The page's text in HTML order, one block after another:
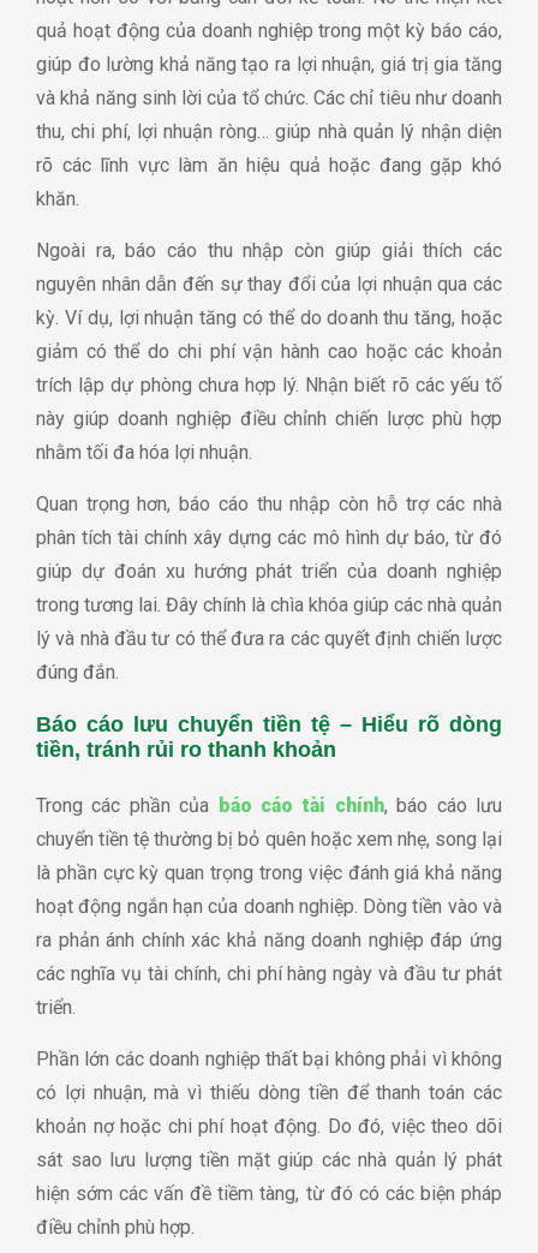
quả hoạt động của doanh nghiệp trong một kỳ báo cáo,
giúp đo lường khả năng tạo ra lợi nhuận, giá trị gia tăng
và khả năng sinh lời của tổ chức. Các chỉ tiêu như doanh
thu, chi phí, lợi nhuận ròng… giúp nhà quản lý nhận diện
rõ các lĩnh vực làm ăn hiệu quả hoặc đang gặp khó
khăn.
Ngoài ra, báo cáo thu nhập còn giúp giải thích các
nguyên nhân dẫn đến sự thay đổi của lợi nhuận qua các
kỳ. Ví dụ, lợi nhuận tăng có thể do doanh thu tăng, hoặc
giảm có thể do chi phí vận hành cao hoặc các khoản
trích lập dự phòng chưa hợp lý. Nhận biết rõ các yếu tố
này giúp doanh nghiệp điều chỉnh chiến lược phù hợp
nhằm tối đa hóa lợi nhuận.
Quan trọng hơn, báo cáo thu nhập còn hỗ trợ các nhà
phân tích tài chính xây dựng các mô hình dự báo, từ đó
giúp dự đoán xu hướng phát triển của doanh nghiệp
trong tương lai. Đây chính là chìa khóa giúp các nhà quản
lý và nhà đầu tư có thể đưa ra các quyết định chiến lược
đúng đắn.
Báo cáo lưu chuyển tiền tệ – Hiểu rõ dòng
tiền, tránh rủi ro thanh khoản
Trong các phần của báo cáo tài chính, báo cáo lưu
chuyển tiền tệ thường bị bỏ quên hoặc xem nhẹ, song lại
là phần cực kỳ quan trọng trong việc đánh giá khả năng
hoạt động ngắn hạn của doanh nghiệp. Dòng tiền vào và
ra phản ánh chính xác khả năng doanh nghiệp đáp ứng
các nghĩa vụ tài chính, chi phí hàng ngày và đầu tư phát
triển.
Phần lớn các doanh nghiệp thất bại không phải vì không
có lợi nhuận, mà vì thiếu dòng tiền để thanh toán các
khoản nợ hoặc chi phí hoạt động. Do đó, việc theo dõi
sát sao lưu lượng tiền mặt giúp các nhà quản lý phát
hiện sớm các vấn đề tiềm tàng, từ đó có các biện pháp
điều chỉnh phù hợp.